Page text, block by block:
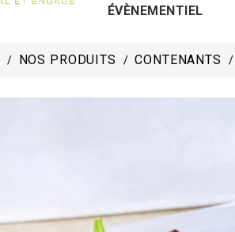
ÉVÈNEMENTIEL
NOS PRODUITS CONTENANTS